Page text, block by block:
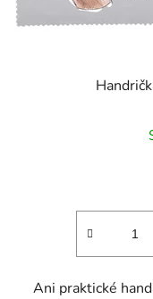
Ani praktické